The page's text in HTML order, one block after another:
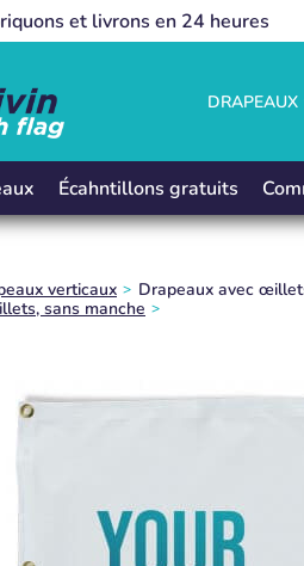
et livrons en 24 heures
DRAPEAUX
Écahntillons gratuits
verticaux
Drapeaux avec
sans manche